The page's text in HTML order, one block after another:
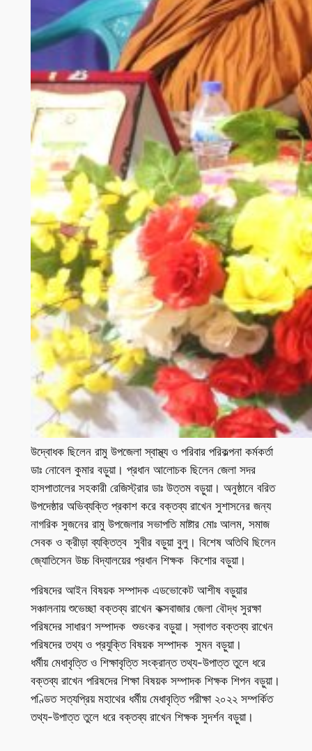
উদ্বোধক ছিলেন রামু উপজেলা স্বাস্থ্য ও পরিবার পরিকল্পনা কর্মকর্তা
ডাঃ নোবেল কুমার বড়ুয়া। প্রধান আলোচক ছিলেন জেলা সদর
হাসপাতালের সহকারী রেজিস্ট্রার ডাঃ উত্তম বড়ুয়া। অনুষ্ঠানে বরিত
উপদেষ্ঠার অভিব্যক্তি প্রকাশ করে বক্তব্য রাখেন সুশাসনের জন্য
নাগরিক সুজনের রামু উপজেলার সভাপতি মাষ্টার মোঃ আলম, সমাজ
সেবক ও ক্রীড়া ব্যক্তিত্ব সুবীর বড়ুয়া বুলু। বিশেষ অতিথি ছিলেন
জ্যোতিসেন উচ্চ বিদ্যালয়ের প্রধান শিক্ষক কিশোর বড়ুয়া।
পরিষদের আইন বিষয়ক সম্পাদক এডভোকেট আশীষ বড়ুয়ার
সঞ্চালনায় শুভেচ্ছা বক্তব্য রাখেন কক্সবাজার জেলা বৌদ্ধ সুরক্ষা
পরিষদের সাধারণ সম্পাদক শুভংকর বড়ুয়া। স্বাগত বক্তব্য রাখেন
পরিষদের তথ্য ও প্রযুক্তি বিষয়ক সম্পাদক সুমন বড়ুয়া।
ধর্মীয় মেধাবৃত্তি ও শিক্ষাবৃত্তি সংক্রান্ত তথ্য-উপাত্ত তুলে ধরে
বক্তব্য রাখেন পরিষদের শিক্ষা বিষয়ক সম্পাদক শিক্ষক শিপন বড়ুয়া।
পণ্ডিত সত্যপ্রিয় মহাথের ধর্মীয় মেধাবৃত্তি পরীক্ষা ২০২২ সম্পর্কিত
তথ্য-উপাত্ত তুলে ধরে বক্তব্য রাখেন শিক্ষক সুদর্শন বড়ুয়া।